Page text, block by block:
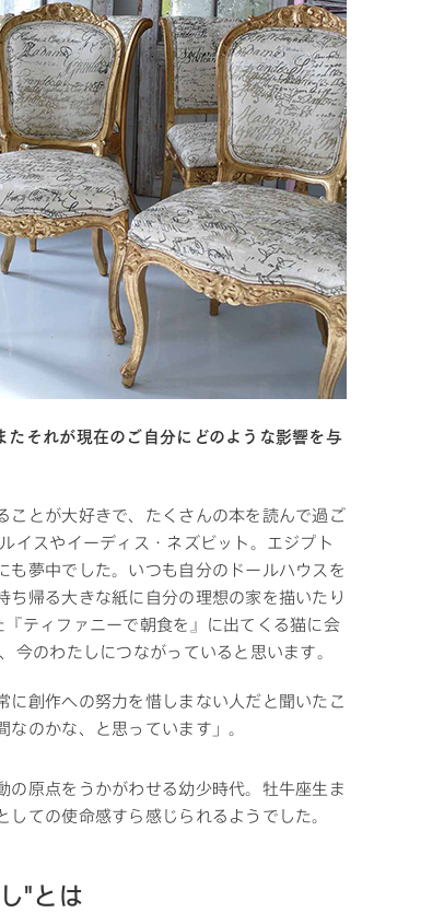
それが現在のご自分にどのような影響を与
ことが大好きで、たくさんの本を読んで過ご
イスやイーディス・ネズビット。エジプト
夢中でした。いつも自分のドールハウスを
帰る大きな紙に自分の理想の家を描いたり
ティファニーで朝食を』に出てくる猫に会
のわたしにつながっていると思います。
創作への努力を惜しまない人だと聞いたこ
のかな、と思っています」。
原点をうかがわせる幼少時代。牡牛座生ま
ての使命感すら感じられるようでした。
"とは